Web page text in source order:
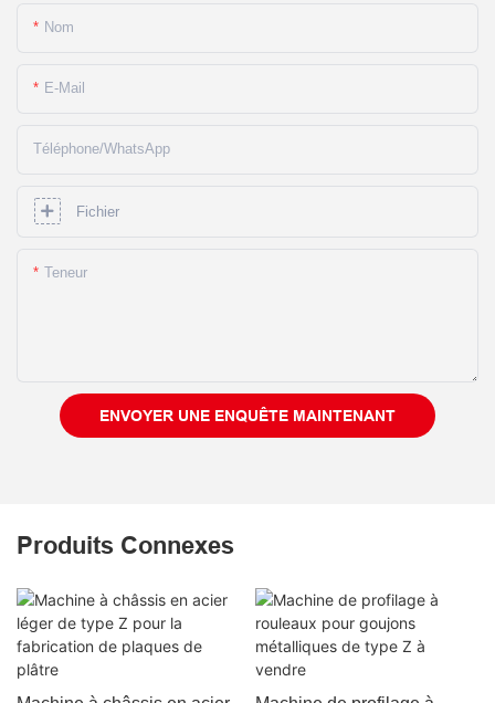
Nom
E-Mail
Téléphone/WhatsApp
Fichier
Teneur
ENVOYER UNE ENQUÊTE MAINTENANT
Produits Connexes